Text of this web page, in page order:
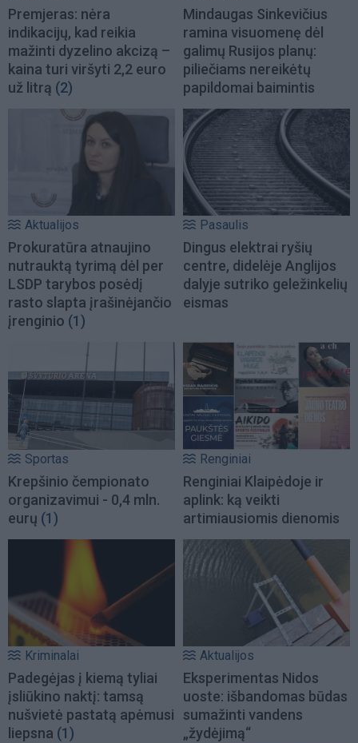
Premjeras: nėra
indikacijų, kad reikia
mažinti dyzelino akcizą –
kaina turi viršyti 2,2 euro
už litrą (2)
Mindaugas Sinkevičius
ramina visuomenę dėl
galimų Rusijos planų:
piliečiams nereikėtų
papildomai baimintis
Aktualijos
Prokuratūra atnaujino
nutrauktą tyrimą dėl per
LSDP tarybos posėdį
rasto slapta įrašinėjančio
įrenginio (1)
Pasaulis
Dingus elektrai ryšių
centre, didelėje Anglijos
dalyje sutriko geležinkelių
eismas
Sportas
Krepšinio čempionato
organizavimui - 0,4 mln.
eurų (1)
Renginiai
Renginiai Klaipėdoje ir
aplink: ką veikti
artimiausiomis dienomis
Kriminalai
Padegėjas į kiemą tyliai
įsliūkino naktį: tamsą
nušvietė pastatą apėmusi
liepsna (1)
Aktualijos
Eksperimentas Nidos
uoste: išbandomas būdas
sumažinti vandens
„žydėjimą“